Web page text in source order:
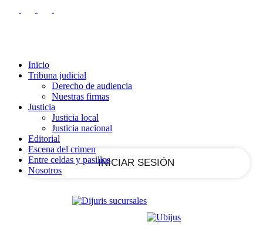
Inicio
Tribuna judicial
Derecho de audiencia
Nuestras firmas
Justicia
Justicia local
Justicia nacional
Editorial
Escena del crimen
Entre celdas y pasillos
Nosotros
tu contraseña